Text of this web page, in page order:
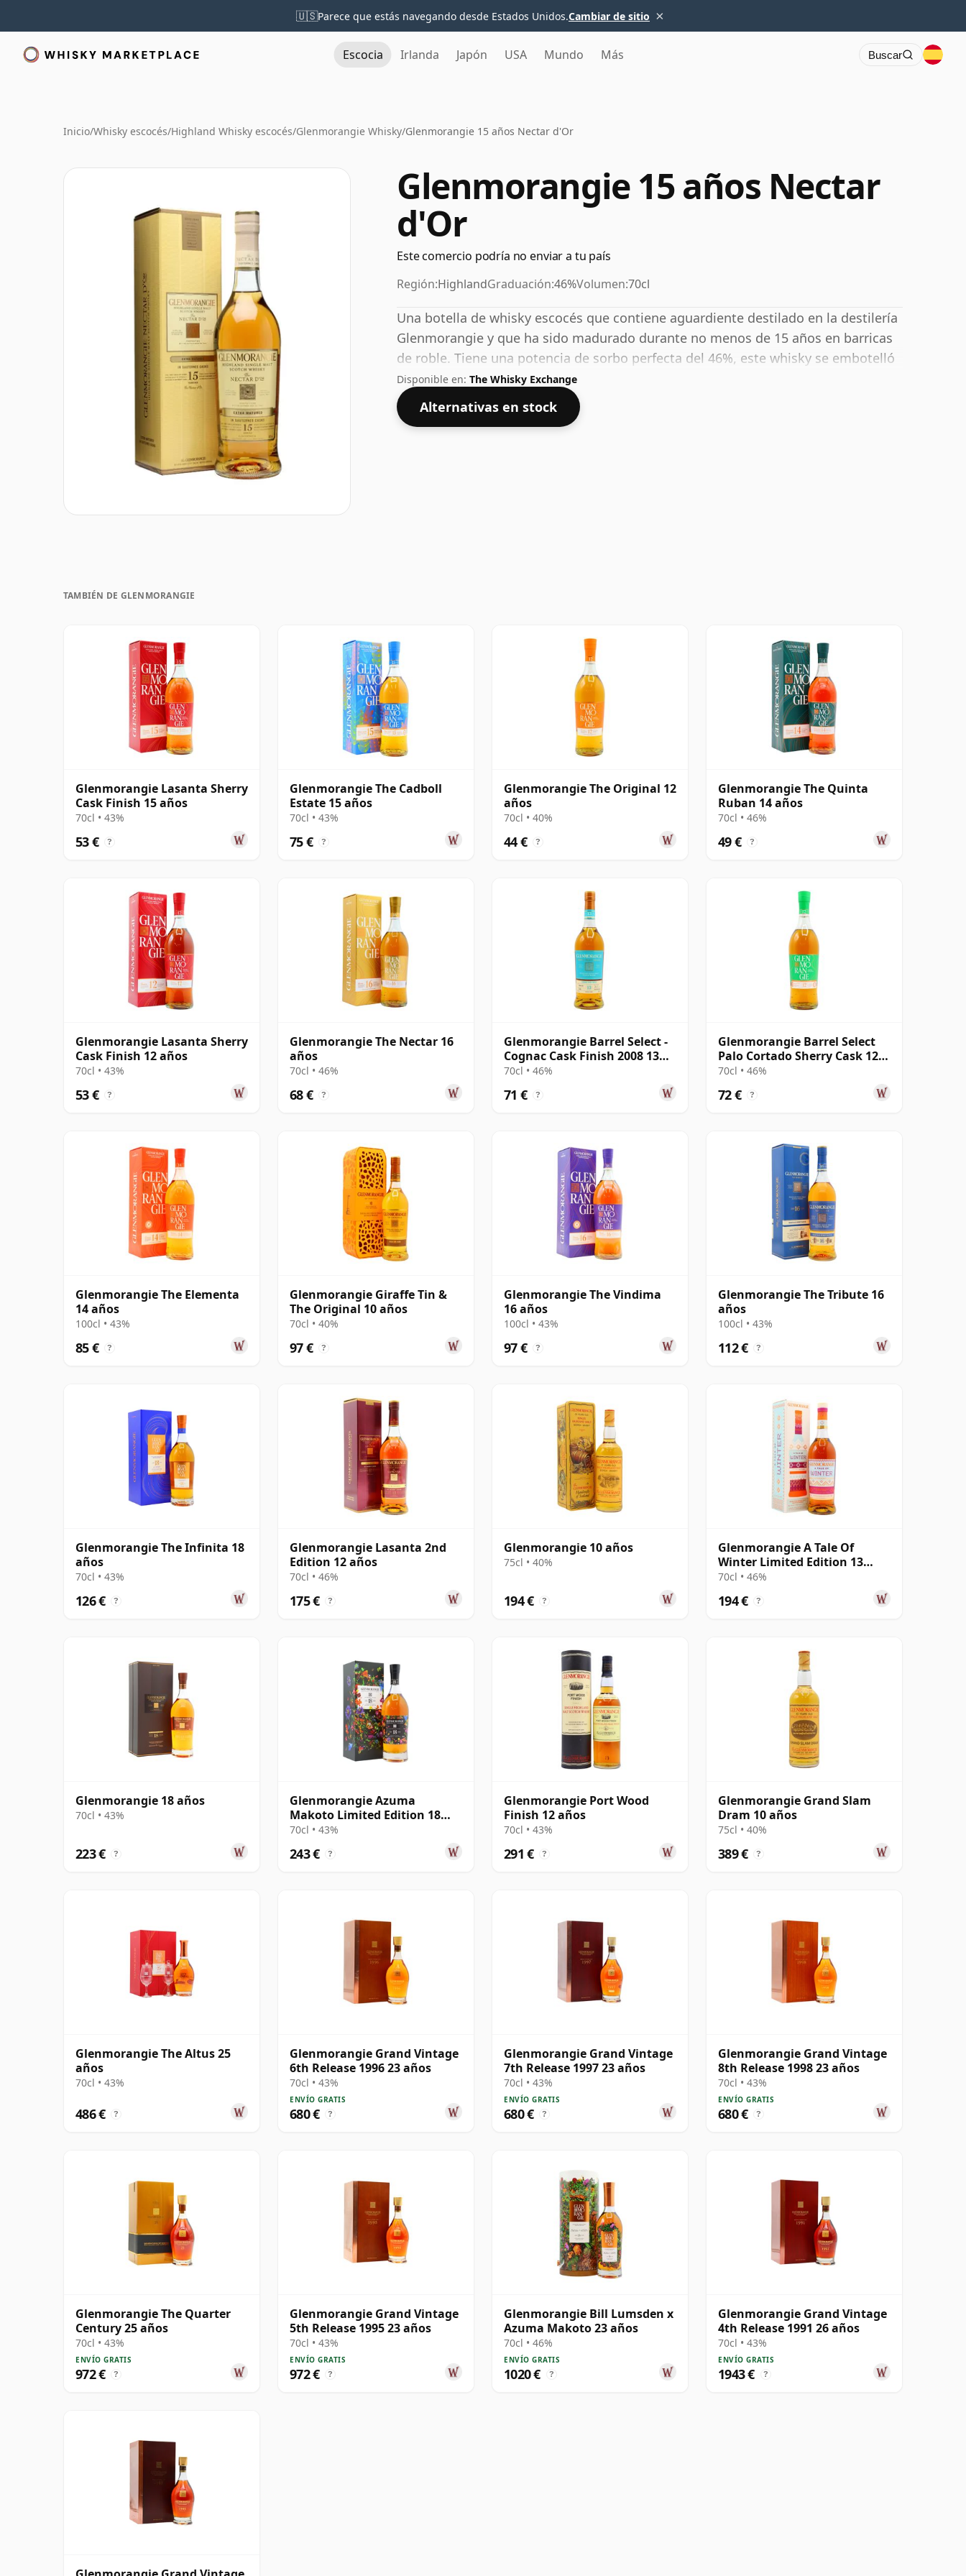
🇺🇸Parece que estás navegando desde Estados Unidos.Cambiar de sitio ×
Escocia Irlanda Japón USA Mundo Más Buscar
Inicio/Whisky escocés/Highland Whisky escocés/Glenmorangie Whisky/Glenmorangie 15 años Nectar d'Or
Glenmorangie 15 años Nectar
d'Or
Este comercio podría no enviar a tu país
Región:HighlandGraduación:46%Volumen:70cl
Una botella de whisky escocés que contiene aguardiente destilado en la destilería
Glenmorangie y que ha sido madurado durante no menos de 15 años en barricas
de roble. Tiene una potencia de sorbo perfecta del 46%, este whisky se embotelló
en un recipiente de 70 cl.
Disponible en: The Whisky Exchange
Alternativas en stock
TAMBIÉN DE GLENMORANGIE
Glenmorangie Lasanta Sherry
Cask Finish 15 años
70cl • 43%
53 € ?
Glenmorangie The Cadboll
Estate 15 años
70cl • 43%
75 € ?
Glenmorangie The Original 12
años
70cl • 40%
44 € ?
Glenmorangie The Quinta
Ruban 14 años
70cl • 46%
49 € ?
Glenmorangie Lasanta Sherry
Cask Finish 12 años
70cl • 43%
53 € ?
Glenmorangie The Nectar 16
años
70cl • 46%
68 € ?
Glenmorangie Barrel Select -
Cognac Cask Finish 2008 13
años
70cl • 46%
71 € ?
Glenmorangie Barrel Select
Palo Cortado Sherry Cask 12
años
70cl • 46%
72 € ?
Glenmorangie The Elementa
14 años
100cl • 43%
85 € ?
Glenmorangie Giraffe Tin &
The Original 10 años
70cl • 40%
97 € ?
Glenmorangie The Vindima
16 años
100cl • 43%
97 € ?
Glenmorangie The Tribute 16
años
100cl • 43%
112 € ?
Glenmorangie The Infinita 18
años
70cl • 43%
126 € ?
Glenmorangie Lasanta 2nd
Edition 12 años
70cl • 46%
175 € ?
Glenmorangie 10 años
75cl • 40%
194 € ?
Glenmorangie A Tale Of
Winter Limited Edition 13
años
70cl • 46%
194 € ?
Glenmorangie 18 años
70cl • 43%
223 € ?
Glenmorangie Azuma
Makoto Limited Edition 18
años
70cl • 43%
243 € ?
Glenmorangie Port Wood
Finish 12 años
70cl • 43%
291 € ?
Glenmorangie Grand Slam
Dram 10 años
75cl • 40%
389 € ?
Glenmorangie The Altus 25
años
70cl • 43%
486 € ?
Glenmorangie Grand Vintage
6th Release 1996 23 años
70cl • 43%
ENVÍO GRATIS
680 € ?
Glenmorangie Grand Vintage
7th Release 1997 23 años
70cl • 43%
ENVÍO GRATIS
680 € ?
Glenmorangie Grand Vintage
8th Release 1998 23 años
70cl • 43%
ENVÍO GRATIS
680 € ?
Glenmorangie The Quarter
Century 25 años
70cl • 43%
ENVÍO GRATIS
972 € ?
Glenmorangie Grand Vintage
5th Release 1995 23 años
70cl • 43%
ENVÍO GRATIS
972 € ?
Glenmorangie Bill Lumsden x
Azuma Makoto 23 años
70cl • 46%
ENVÍO GRATIS
1020 € ?
Glenmorangie Grand Vintage
4th Release 1991 26 años
70cl • 43%
ENVÍO GRATIS
1943 € ?